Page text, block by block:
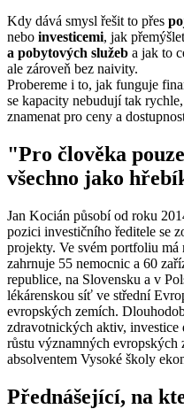
Kdy dává smysl řešit to přes
nebo investicemi, jak
a pobytových služeb a jak to
ale zároveň bez naivity.
Probereme i to, jak funguje
se kapacity nebudují tak
znamenat pro ceny a
"Pro člověka
všechno jako
Jan Kocián působí od roku
pozici investičního ředitele se
projekty. Ve svém portfoliu má
zahrnuje 55 nemocnic a 60
republice, na Slovensku a v
lékárenskou síť ve střední
evropských zemích.
zdravotnických aktiv, investice
růstu významných evropských
absolventem Vysoké školy
Přednášející, na